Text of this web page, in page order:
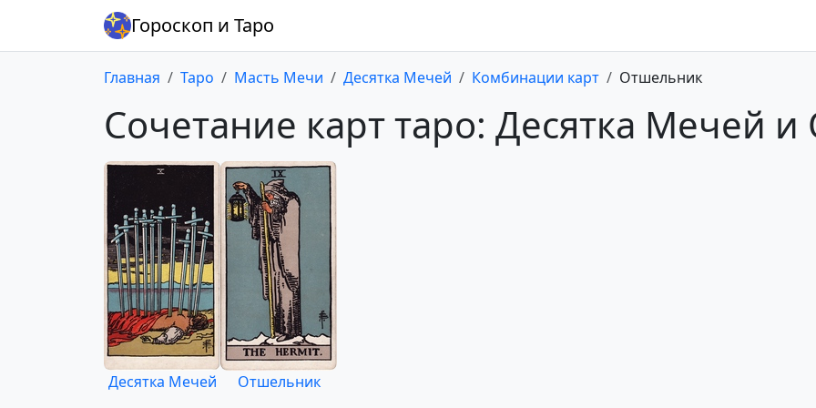
Гороскоп и Таро
Главная Таро Масть Мечи Десятка Мечей Комбинации карт Отшельник
Сочетание карт таро: Десятка Мечей
Десятка Мечей Отшельник